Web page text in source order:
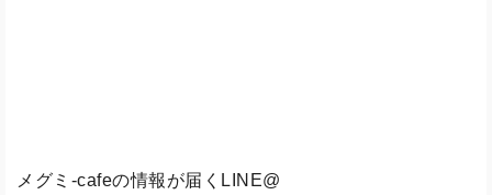
メグミ-cafeの情報が届くLINE@